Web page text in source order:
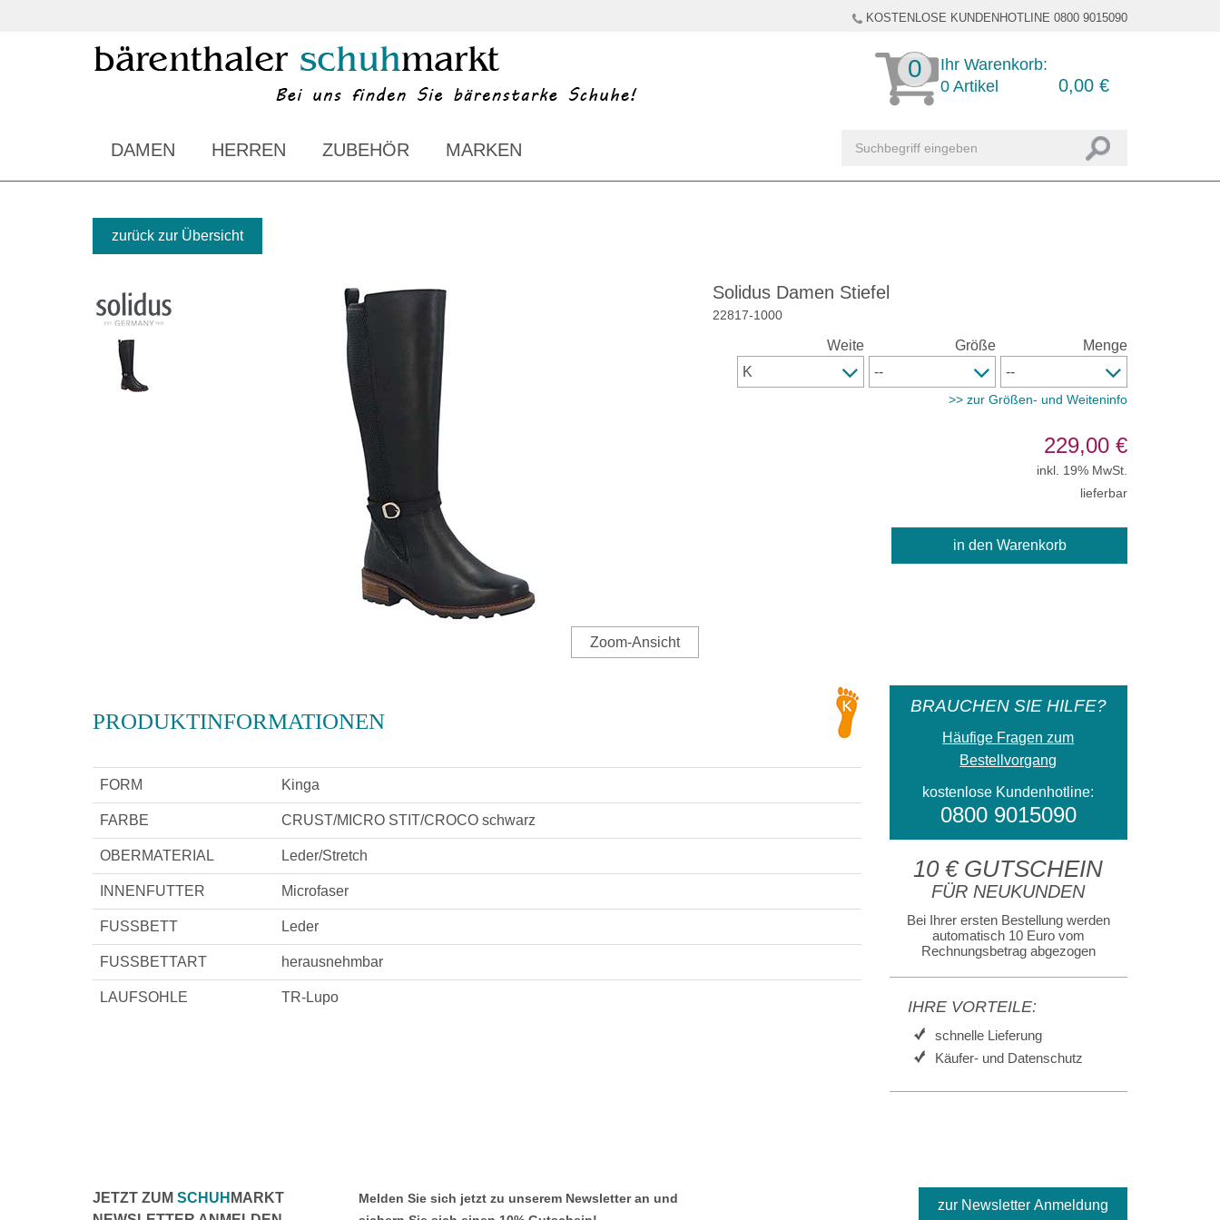
KOSTENLOSE KUNDENHOTLINE 0800 9015090
0
Ihr Warenkorb:
0 Artikel 0,00 €
DAMEN HERREN ZUBEHÖR MARKEN
Solidus Damen Stiefel
22817-1000
Weite Größe Menge
>> zur Größen- und Weiteninfo
229,00 €
inkl. 19% MwSt.
lieferbar
PRODUKTINFORMATIONEN
FORM Kinga
FARBE CRUST/MICRO STIT/CROCO schwarz
OBERMATERIAL Leder/Stretch
INNENFUTTER Microfaser
FUSSBETT Leder
FUSSBETTART herausnehmbar
LAUFSOHLE TR-Lupo
BRAUCHEN SIE HILFE?
Häufige Fragen zum
Bestellvorgang
kostenlose Kundenhotline:
0800 9015090
10 € GUTSCHEIN
FÜR NEUKUNDEN
Bei Ihrer ersten Bestellung werden
automatisch 10 Euro vom
Rechnungsbetrag abgezogen
IHRE VORTEILE:
schnelle Lieferung
Käufer- und Datenschutz
JETZT ZUM SCHUH MARKT
Melden Sie sich jetzt zu unserem Newsletter an und